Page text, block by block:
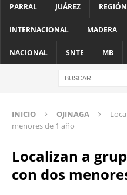
PARRAL JUÁREZ
INTERNACIONAL MADERA
NACIONAL SNTE MB
INICIO OJINAGA
menores de 1 año
Localizan a
con dos